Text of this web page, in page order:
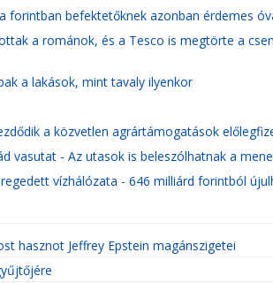
forintban befektetőknek azonban érdemes
a románok, és a Tesco is megtörte a
a lakások, mint tavaly ilyenkor
a közvetlen agrártámogatások
vasutat - Az utasok is beleszólhatnak a
vízhálózata - 646 milliárd forintból
hasznot Jeffrey Epstein magánszigetei